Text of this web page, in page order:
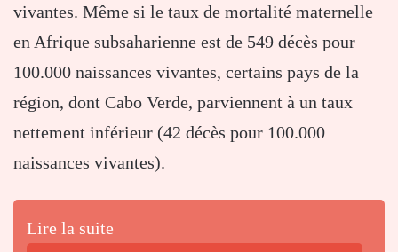
vivantes. Même si le taux de mortalité maternelle
en Afrique subsaharienne est de 549 décès pour
100.000 naissances vivantes, certains pays de la
région, dont Cabo Verde, parviennent à un taux
nettement inférieur (42 décès pour 100.000
naissances vivantes).
Lire la suite